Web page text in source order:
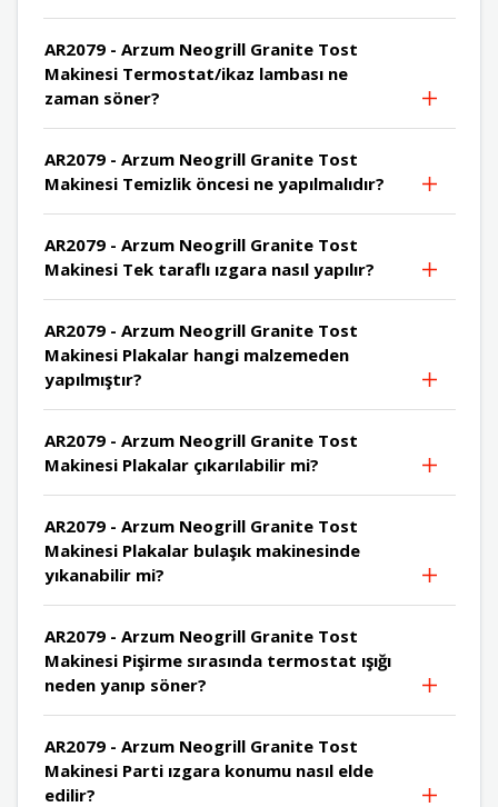
AR2079 - Arzum Neogrill Granite Tost
Makinesi Termostat/ikaz lambası ne
zaman söner?
AR2079 - Arzum Neogrill Granite Tost
Makinesi Temizlik öncesi ne yapılmalıdır?
AR2079 - Arzum Neogrill Granite Tost
Makinesi Tek taraflı ızgara nasıl yapılır?
AR2079 - Arzum Neogrill Granite Tost
Makinesi Plakalar hangi malzemeden
yapılmıştır?
AR2079 - Arzum Neogrill Granite Tost
Makinesi Plakalar çıkarılabilir mi?
AR2079 - Arzum Neogrill Granite Tost
Makinesi Plakalar bulaşık makinesinde
yıkanabilir mi?
AR2079 - Arzum Neogrill Granite Tost
Makinesi Pişirme sırasında termostat ışığı
neden yanıp söner?
AR2079 - Arzum Neogrill Granite Tost
Makinesi Parti ızgara konumu nasıl elde
edilir?